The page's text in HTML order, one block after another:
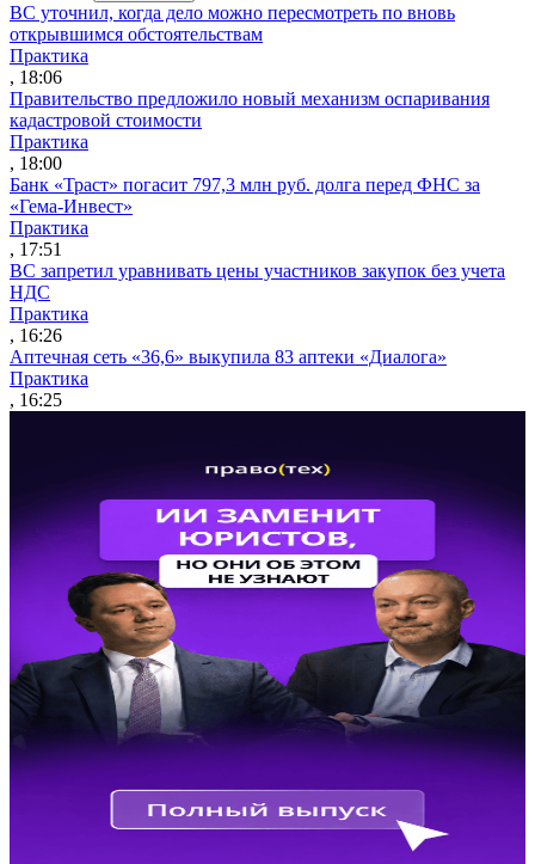
ВС уточнил, когда дело можно пересмотреть по вновь
открывшимся обстоятельствам
Практика
, 18:06
Правительство предложило новый механизм оспаривания
кадастровой стоимости
Практика
, 18:00
Банк «Траст» погасит 797,3 млн руб. долга перед ФНС за
«Гема-Инвест»
Практика
, 17:51
ВС запретил уравнивать цены участников закупок без учета
НДС
Практика
, 16:26
Аптечная сеть «36,6» выкупила 83 аптеки «Диалога»
Практика
, 16:25